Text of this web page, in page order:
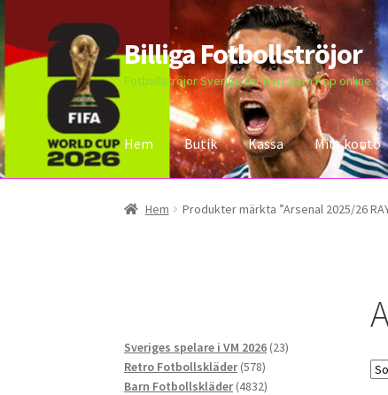
Hoppa
till
navigering
Hoppa
till
innehåll
Billiga Fotbollströjor
Fotbollströjor Sverige för Herr Barn Köp online
Hem Butik Kassa Mitt konto
Hem Bloggar Butik Kassa Kontakta oss Mitt
Hem Produkter märkta ”Arsenal 2025/26
Sveriges spelare i VM 2026 2323
Retro Fotbollskläder 578578
produkter
Barn Fotbollskläder 48324832